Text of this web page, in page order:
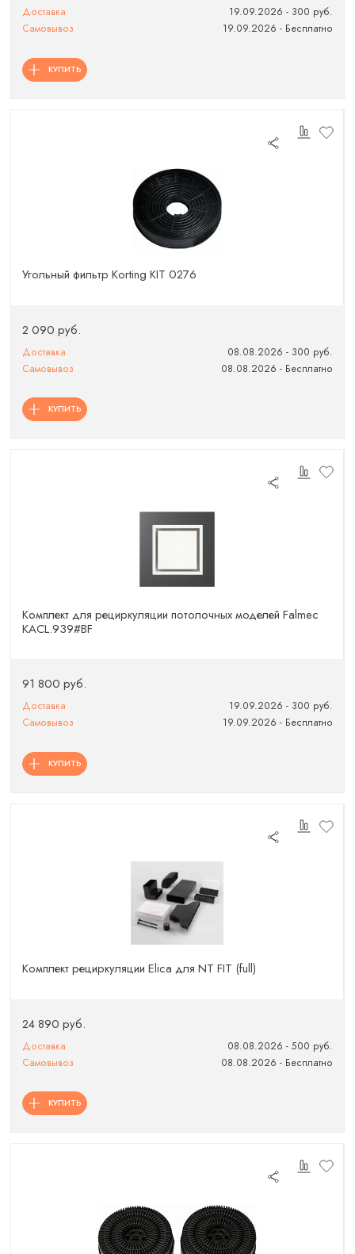
Доставка
19.09.2026 - 300 руб.
Самовывоз
19.09.2026 - Бесплатно
КУПИТЬ
Угольный фильтр Korting KIT 0276
2 090 руб.
Доставка
08.08.2026 - 300 руб.
Самовывоз
08.08.2026 - Бесплатно
КУПИТЬ
Комплект для рециркуляции потолочных моделей Falmec
KACL.939#BF
91 800 руб.
Доставка
19.09.2026 - 300 руб.
Самовывоз
19.09.2026 - Бесплатно
КУПИТЬ
Комплект рециркуляции Elica для NT FIT (full)
24 890 руб.
Доставка
08.08.2026 - 500 руб.
Самовывоз
08.08.2026 - Бесплатно
КУПИТЬ